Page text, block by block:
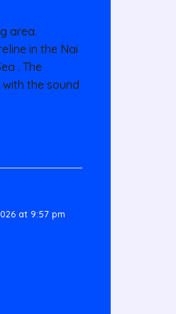
area.
in the Nai
. The
the sound
at 9:57 pm